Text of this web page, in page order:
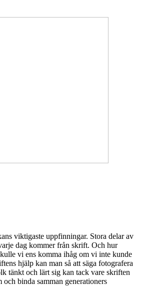
viktigaste uppfinningar. Stora delar av
dag kommer från skrift. Och hur
vi ens komma ihåg om vi inte kunde
hjälp kan man så att säga fotografera
tänkt och lärt sig kan tack vare skriften
och binda samman generationers